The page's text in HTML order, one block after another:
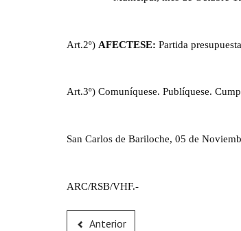
Art.2º) AFECTESE: Partida
Art.3º) Comuníquese. Publíquese.
San Carlos de Bariloche, 05 de
ARC/RSB/VHF.-
Anterior